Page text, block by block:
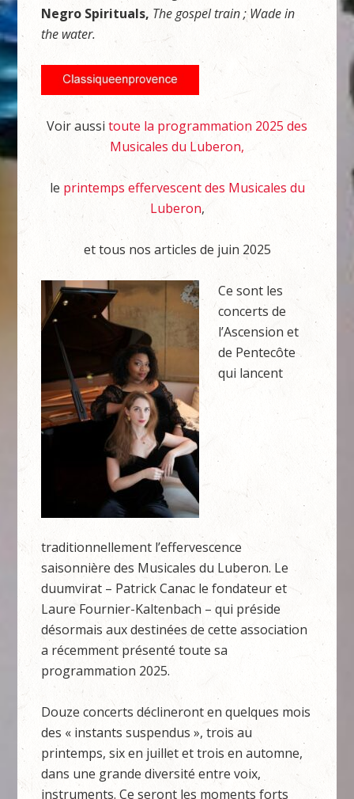
Negro Spirituals, The gospel train ; Wade in
the water.
Voir aussi toute la programmation 2025 des
Musicales du Luberon,
le printemps effervescent des Musicales du
Luberon,
et tous nos articles de juin 2025
Ce sont les
concerts de
l’Ascension et
de Pentecôte
qui lancent
traditionnellement l’effervescence
saisonnière des Musicales du Luberon. Le
duumvirat – Patrick Canac le fondateur et
Laure Fournier-Kaltenbach – qui préside
désormais aux destinées de cette association
a récemment présenté toute sa
programmation 2025.
Douze concerts déclineront en quelques mois
des « instants suspendus », trois au
printemps, six en juillet et trois en automne,
dans une grande diversité entre voix,
instruments. Ce seront les moments forts